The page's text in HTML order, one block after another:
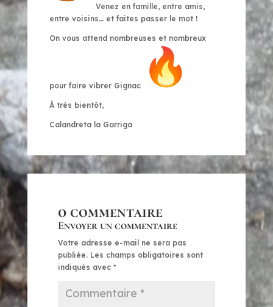
Venez en famille, entre amis,
entre voisins… et faites passer le mot !
On vous attend nombreuses et nombreux
pour faire vibrer Gignac
À très bientôt,
Calandreta la Garriga
0 commentaire
Envoyer un commentaire
Votre adresse e-mail ne sera pas
publiée. Les champs obligatoires sont
indiqués avec *